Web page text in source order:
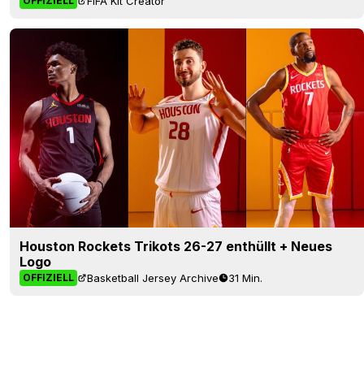
Houston Rockets Trikots 26-27 enthüllt + Neues
Logo
OFFIZIELL Basketball Jersey Archive 31 Min.